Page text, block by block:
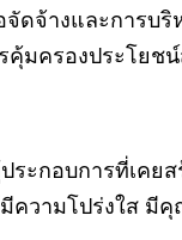
างและการบริ
คุ้มครองประโยช
ะกอบการที่เคย
ความโปร่งใส มี